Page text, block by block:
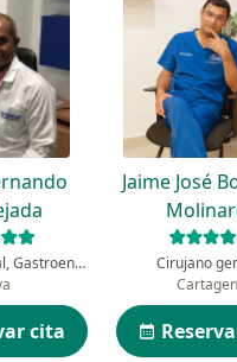
Cirujano general, Gastroenterólogo
cita
Jaime José
Cirujano